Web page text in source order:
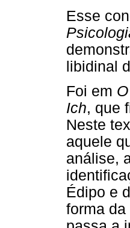
Esse
libidinal
Foi em
Ich, que
Neste
aquele
análise,
Édipo e
forma